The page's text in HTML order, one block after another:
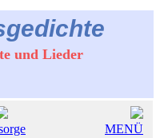
und Lieder
MENÜ